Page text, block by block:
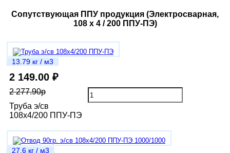
Сопутствующая ППУ продукция (Электросварная,
108 х 4 / 200 ППУ-ПЭ)
13.79 кг / м3
2 149.00 ₽
2 277.90р
Труба э/св
108х4/200 ППУ-ПЭ
27.6 кг / м3